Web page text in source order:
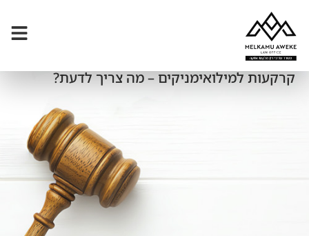
קרקעות למילואימניקים – מה צריך לדעת?